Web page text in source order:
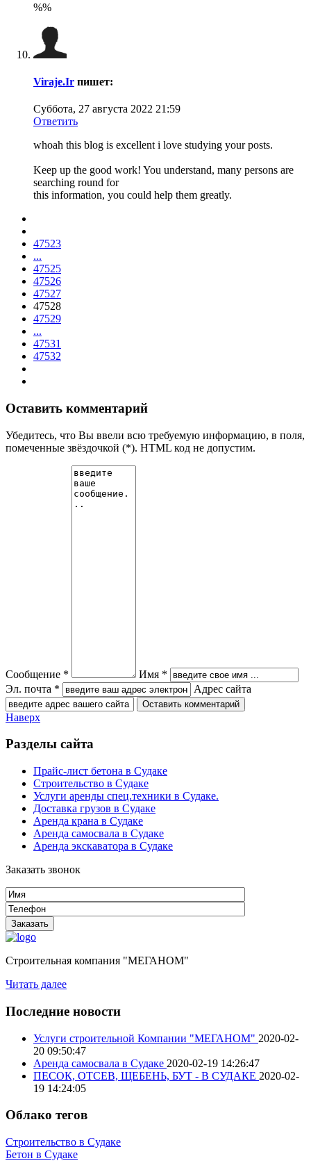
%%
Viraje.Ir пишет:
Суббота, 27 августа 2022 21:59
Ответить
whoah this blog is excellent i love studying your posts.
Keep up the good work! You understand, many persons are
searching round for
this information, you could help them greatly.
47523
...
47525
47526
47527
47528
47529
...
47531
47532
Оставить комментарий
Убедитесь, что Вы ввели всю требуемую информацию, в поля,
помеченные звёздочкой (*). HTML код не допустим.
Сообщение *
Имя *
Эл. почта *
Адрес сайта
Наверх
Разделы сайта
Прайс-лист бетона в Судаке
Строительство в Судаке
Услуги аренды спец.техники в Судаке.
Доставка грузов в Судаке
Аренда крана в Судаке
Аренда самосвала в Судаке
Аренда экскаватора в Судаке
Заказать звонок
Строительная компания "МЕГАНОМ"
Читать далее
Последние новости
Услуги строительной Компании "МЕГАНОМ" 2020-02-
20 09:50:47
Аренда самосвала в Судаке 2020-02-19 14:26:47
ПЕСОК, ОТСЕВ, ЩЕБЕНЬ, БУТ - В СУДАКЕ 2020-02-
19 14:24:05
Облако тегов
Строительство в Судаке
Бетон в Судаке